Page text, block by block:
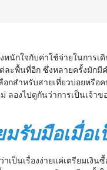
หนักใจกับค่าใช้จ่ายในการ
ละพื้นที่อีก ซึ่งหลายครั้งมัก
อกสำหรับสายเที่ยวบ่อยหรื
ลองไปดูกันว่าการเป็นเจ้า
มรับมือเมื่อ
เป็นเรื่องง่ายแค่เตรียมเงิ